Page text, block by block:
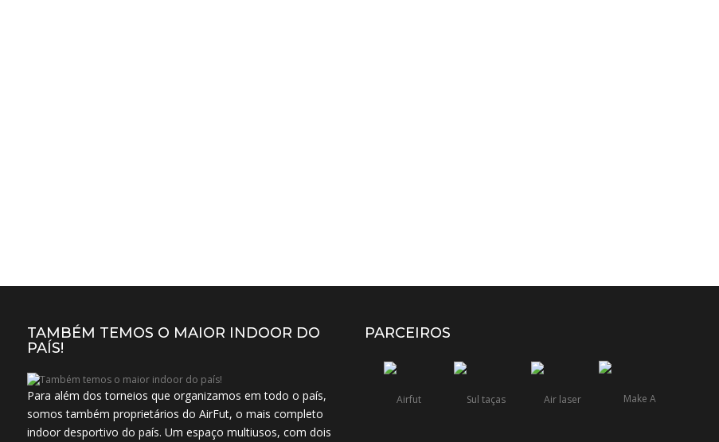
TAMBÉM TEMOS O MAIOR INDOOR DO
PAÍS!
Para além dos torneios que organizamos em todo o país,
somos também proprietários do AirFut, o mais completo
indoor desportivo do país. Um espaço multiusos, com dois
PARCEIROS